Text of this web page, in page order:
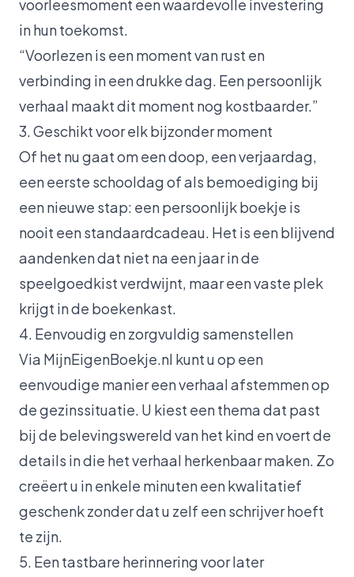
voorleesmoment een waardevolle investering
in hun toekomst.
“Voorlezen is een moment van rust en
verbinding in een drukke dag. Een persoonlijk
verhaal maakt dit moment nog kostbaarder.”
3. Geschikt voor elk bijzonder moment
Of het nu gaat om een doop, een verjaardag,
een eerste schooldag of als bemoediging bij
een nieuwe stap: een persoonlijk boekje is
nooit een standaardcadeau. Het is een blijvend
aandenken dat niet na een jaar in de
speelgoedkist verdwijnt, maar een vaste plek
krijgt in de boekenkast.
4. Eenvoudig en zorgvuldig samenstellen
Via MijnEigenBoekje.nl kunt u op een
eenvoudige manier een verhaal afstemmen op
de gezinssituatie. U kiest een thema dat past
bij de belevingswereld van het kind en voert de
details in die het verhaal herkenbaar maken. Zo
creëert u in enkele minuten een kwalitatief
geschenk zonder dat u zelf een schrijver hoeft
te zijn.
5. Een tastbare herinnering voor later